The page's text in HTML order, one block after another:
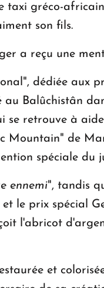
taxi gréco-
son fils.
a reçu une
dédiée aux
Balûchistân
se retrouve à
Mountain" de
spéciale du
ennemi", tandis
le prix spécial
l'abricot
et